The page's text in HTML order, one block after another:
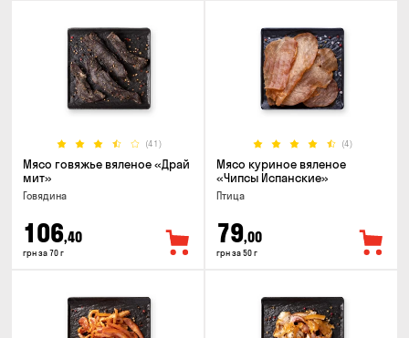
(41)
Мясо говяжье вяленое «Драй
мит»
Говядина
106,40
грн за 70 г
(4)
Мясо куриное вяленое
«Чипсы Испанские»
Птица
79,00
грн за 50 г